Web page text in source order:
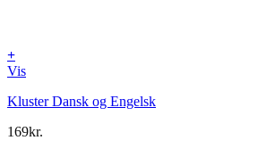
+
Vis
Kluster Dansk og Engelsk
169kr.